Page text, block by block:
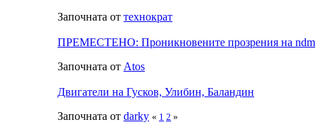
Започната от технократ
ПРЕМЕСТЕНО: Проникновените прозрения на ndm
Започната от Аtos
Двигатели на Гусков, Улибин, Баландин
Започната от darky « 1 2 »